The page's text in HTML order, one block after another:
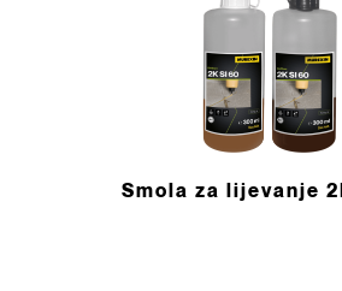
Smola za lijevanje